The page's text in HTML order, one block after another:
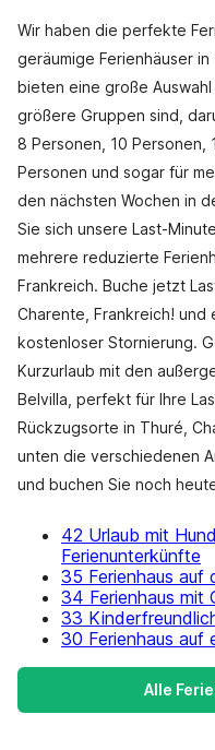
Wir haben die perfekte
geräumige Ferienhäuser
bieten eine große
größere Gruppen sind,
8 Personen, 10 Personen,
Personen und sogar für
den nächsten Wochen in
Sie sich unsere Last-
mehrere reduzierte
Frankreich. Buche jetzt
Charente, Frankreich! und
kostenloser Stornierung.
Kurzurlaub mit den
Belvilla, perfekt für Ihre
Rückzugsorte in Thuré,
unten die verschiedenen
und buchen Sie noch
42 Urlaub mit
Ferienunterkünfte
35 Ferienhaus auf
34 Ferienhaus mit
33
30 Ferienhaus auf
Alle